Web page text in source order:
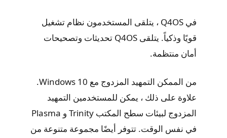
في Q4OS ، يتلقى المستخدمون نظام تشغيل
قويًا وذكياً. يتلقى Q4OS تحديثات وتصحيحات
أمان منتظمة.
من الممكن التمهيد المزدوج مع Windows 10.
علاوة على ذلك ، يمكن للمستخدمين التمهيد
المزدوج لبيئات سطح المكتب Trinity و Plasma
في نفس الوقت. تتوفر أيضًا مجموعة متنوعة من